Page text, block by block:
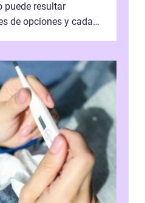
puede resultar
de opciones y cada